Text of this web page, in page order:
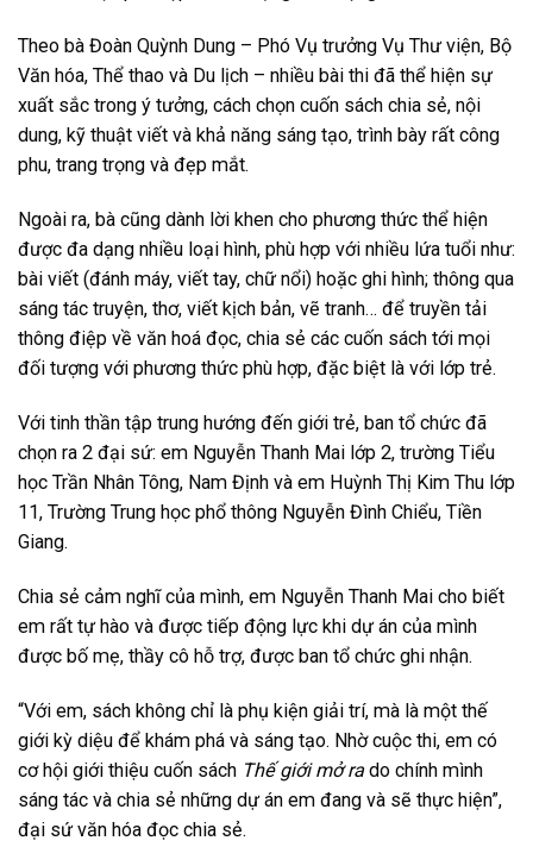
Theo bà Đoàn Quỳnh Dung – Phó Vụ trưởng Vụ Thư viện, Bộ
Văn hóa, Thể thao và Du lịch – nhiều bài thi đã thể hiện sự
xuất sắc trong ý tưởng, cách chọn cuốn sách chia sẻ, nội
dung, kỹ thuật viết và khả năng sáng tạo, trình bày rất công
phu, trang trọng và đẹp mắt.
Ngoài ra, bà cũng dành lời khen cho phương thức thể hiện
được đa dạng nhiều loại hình, phù hợp với nhiều lứa tuổi như:
bài viết (đánh máy, viết tay, chữ nổi) hoặc ghi hình; thông qua
sáng tác truyện, thơ, viết kịch bản, vẽ tranh… để truyền tải
thông điệp về văn hoá đọc, chia sẻ các cuốn sách tới mọi
đối tượng với phương thức phù hợp, đặc biệt là với lớp trẻ.
Với tinh thần tập trung hướng đến giới trẻ, ban tổ chức đã
chọn ra 2 đại sứ: em Nguyễn Thanh Mai lớp 2, trường Tiểu
học Trần Nhân Tông, Nam Định và em Huỳnh Thị Kim Thu lớp
11, Trường Trung học phổ thông Nguyễn Đình Chiểu, Tiền
Giang.
Chia sẻ cảm nghĩ của mình, em Nguyễn Thanh Mai cho biết
em rất tự hào và được tiếp động lực khi dự án của mình
được bố mẹ, thầy cô hỗ trợ, được ban tổ chức ghi nhận.
“Với em, sách không chỉ là phụ kiện giải trí, mà là một thế
giới kỳ diệu để khám phá và sáng tạo. Nhờ cuộc thi, em có
cơ hội giới thiệu cuốn sách Thế giới mở rado chính mình
sáng tác và chia sẻ những dự án em đang và sẽ thực hiện”,
đại sứ văn hóa đọc chia sẻ.